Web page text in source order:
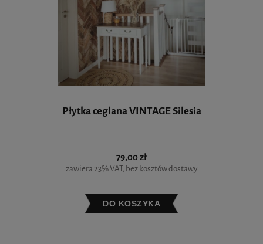
Płytka ceglana VINTAGE Silesia
79,00 zł
zawiera 23% VAT, bez kosztów dostawy
DO KOSZYKA